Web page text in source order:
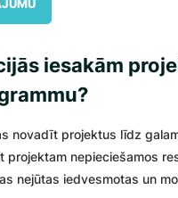
iesakām
novadīt projektus līdz
projektam nepieciešamos
nejūtas iedvesmotas un